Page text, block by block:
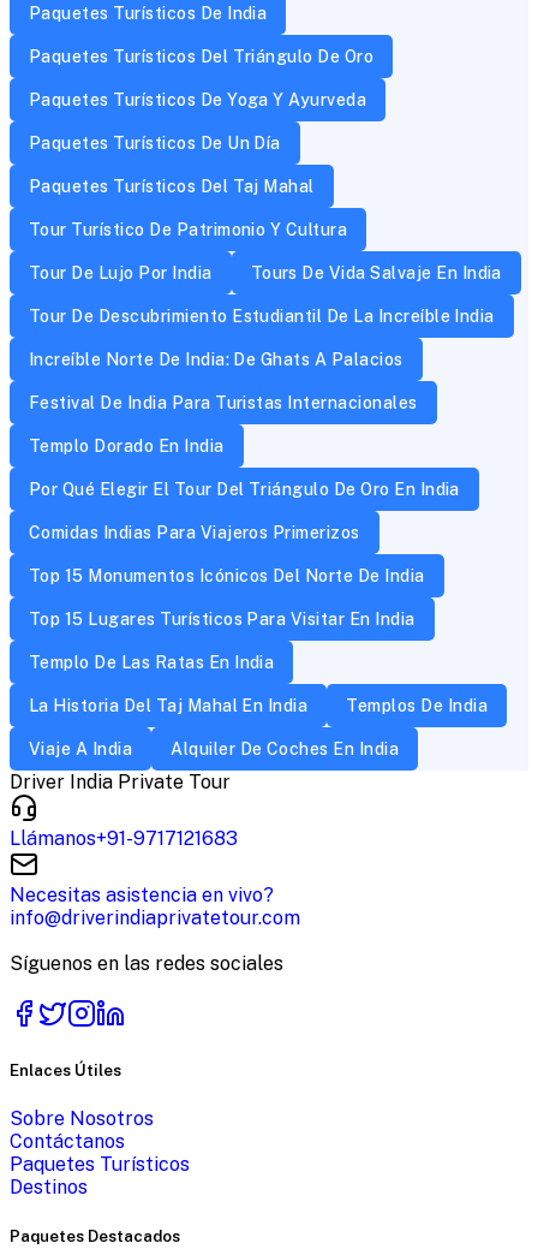
Paquetes Turísticos De India
Paquetes Turísticos Del Triángulo De Oro
Paquetes Turísticos De Yoga Y Ayurveda
Paquetes Turísticos De Un Día
Paquetes Turísticos Del Taj Mahal
Tour Turístico De Patrimonio Y Cultura
Tour De Lujo Por India Tours De Vida Salvaje En India
Tour De Descubrimiento Estudiantil De La Increíble India
Increíble Norte De India: De Ghats A Palacios
Festival De India Para Turistas Internacionales
Templo Dorado En India
Por Qué Elegir El Tour Del Triángulo De Oro En India
Comidas Indias Para Viajeros Primerizos
Top 15 Monumentos Icónicos Del Norte De India
Top 15 Lugares Turísticos Para Visitar En India
Templo De Las Ratas En India
La Historia Del Taj Mahal En India Templos De India
Viaje A India Alquiler De Coches En India
Driver India Private Tour
Llámanos+91-9717121683
Necesitas asistencia en vivo?
info@driverindiaprivatetour.com
Síguenos en las redes sociales
Enlaces Útiles
Sobre Nosotros
Contáctanos
Paquetes Turísticos
Destinos
Paquetes Destacados